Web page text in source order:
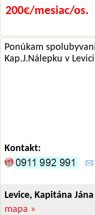
200€/mesiac/os.
Ponúkam
Kap.J.Nálepku v
Kontakt:
Levice, Kapitána
mapa »